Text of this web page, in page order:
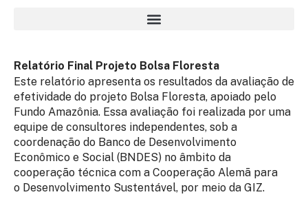
Relatório Final Projeto Bolsa Floresta
Este relatório apresenta os resultados da avaliação de
efetividade do projeto Bolsa Floresta, apoiado pelo
Fundo Amazônia. Essa avaliação foi realizada por uma
equipe de consultores independentes, sob a
coordenação do Banco de Desenvolvimento
Econômico e Social (BNDES) no âmbito da
cooperação técnica com a Cooperação Alemã para
o Desenvolvimento Sustentável, por meio da GIZ.